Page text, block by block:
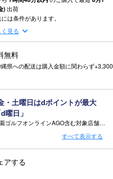
)出荷
は条件があります。
見る
無料
縄県への配送は購入金額に関わらず+3,300
・土曜日はdポイントが最大
曜日」
■ 有賀園ゴルフオンラインAGO含む対象店舗で金・土曜日にd支払いをすると
ーン期間：毎週 金・土曜日 AM 0:00 - PM 23:59
：
すべて表示する
アする